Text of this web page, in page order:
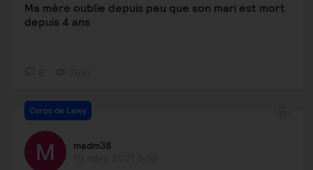
Ma mère oublie depuis peu que son mari est mort
depuis 4 ans
Corps de Lewy
madm38